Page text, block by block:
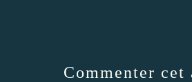
Commenter